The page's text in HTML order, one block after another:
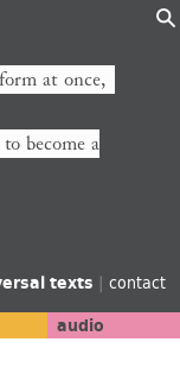
at once,
become a
texts | contact
audio